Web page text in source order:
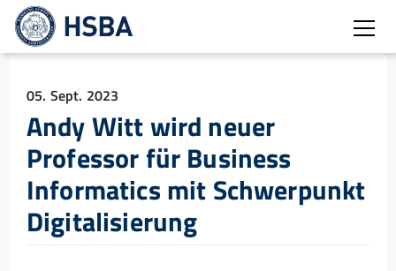
05. Sept. 2023
Andy Witt wird neuer
Professor für Business
Informatics mit Schwerpunkt
Digitalisierung